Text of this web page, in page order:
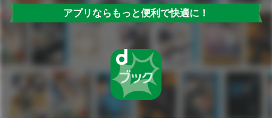
アプリならもっと便利で快適に！